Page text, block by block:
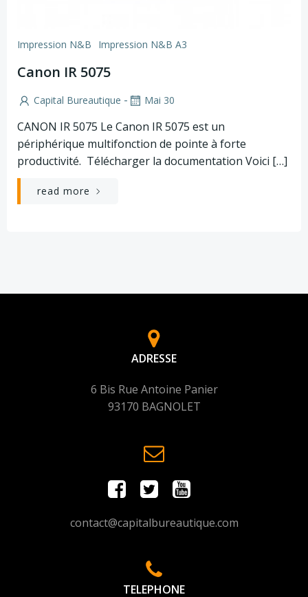
Impression N&B Impression N&B A3
Canon IR 5075
Capital Bureautique - Mai 30
CANON IR 5075 Le Canon IR 5075 est un
périphérique multifonction de pointe à forte
productivité. Télécharger la documentation Voici […]
read more
ADRESSE
6 Bis Rue Antoine Panier
93170 BAGNOLET
contact@capitalbureautique.com
TELEPHONE